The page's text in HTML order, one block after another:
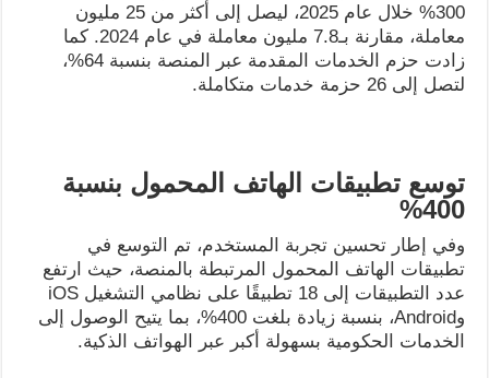
300% خلال عام 2025، ليصل إلى أكثر من 25 مليون
معاملة، مقارنة بـ7.8 مليون معاملة في عام 2024. كما
زادت حزم الخدمات المقدمة عبر المنصة بنسبة 64%،
لتصل إلى 26 حزمة خدمات متكاملة.
توسع تطبيقات الهاتف المحمول بنسبة
400
%
وفي إطار تحسين تجربة المستخدم، تم التوسع في
تطبيقات الهاتف المحمول المرتبطة بالمنصة، حيث ارتفع
عدد التطبيقات إلى 18 تطبيقًا على نظامي التشغيل iOS
وAndroid، بنسبة زيادة بلغت 400%، بما يتيح الوصول إلى
الخدمات الحكومية بسهولة أكبر عبر الهواتف الذكية.